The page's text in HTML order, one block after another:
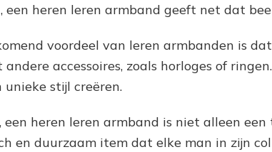
een heren leren armband geeft net dat
voordeel van leren armbanden is
andere accessoires, zoals horloges of
unieke stijl creëren.
een heren leren armband is niet alleen een
en duurzaam item dat elke man in zijn